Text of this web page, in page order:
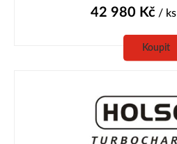
42 980 Kč/ ks
Koupit